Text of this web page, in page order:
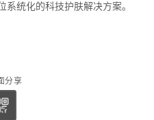
统化的科技护肤解决方案。
分享